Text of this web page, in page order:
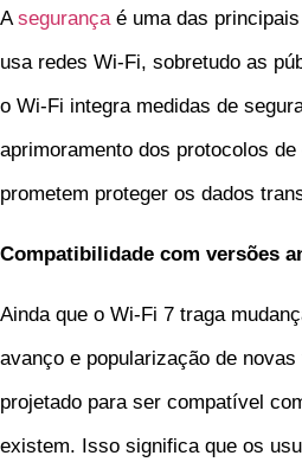
A segurança é uma das
usa redes Wi-Fi, sobretudo as
o Wi-Fi integra medidas de
aprimoramento dos protocolos
prometem proteger os dados
Compatibilidade com versões
Ainda que o Wi-Fi 7 traga
avanço e popularização de
projetado para ser compatível
existem. Isso significa que os